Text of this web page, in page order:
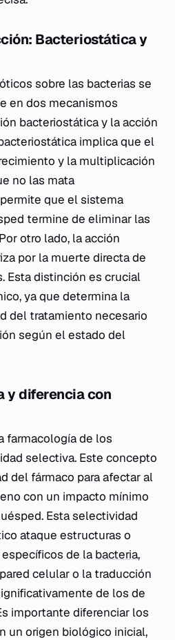
Bacteriostática y
sobre las bacterias se
en dos mecanismos
bacteriostática y la acción
implica que el
y la multiplicación
no las mata
que el sistema
termine de eliminar las
otro lado, la acción
por la muerte directa de
Esta distinción es crucial
ya que determina la
del tratamiento necesario
según el estado del
y diferencia con
farmacología de los
selectiva. Este concepto
del fármaco para afectar al
con un impacto mínimo
Esta selectividad
ataque estructuras o
de la bacteria,
celular o la traducción
de los de
importante diferenciar los
un origen biológico inicial,